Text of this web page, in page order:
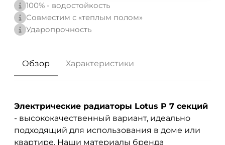
100% - водостойкость
Совместим с «теплым полом»
Ударопрочность
Обзор Характеристики
Электрические радиаторы Lotus P 7 секций
- высококачественный вариант, идеально
подходящий для использования в доме или
квартире. Наши материалы бренда